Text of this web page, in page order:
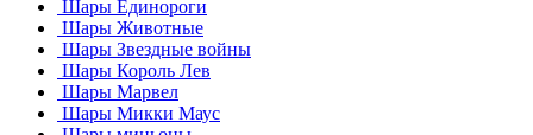
Шары Единороги
Шары Животные
Шары Звездные войны
Шары Король Лев
Шары Марвел
Шары Микки Маус